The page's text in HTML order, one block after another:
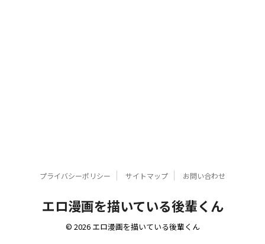
プライバシーポリシー サイトマップ お問い合わせ
エロ漫画を描いている後輩くん
© 2026 エロ漫画を描いている後輩くん